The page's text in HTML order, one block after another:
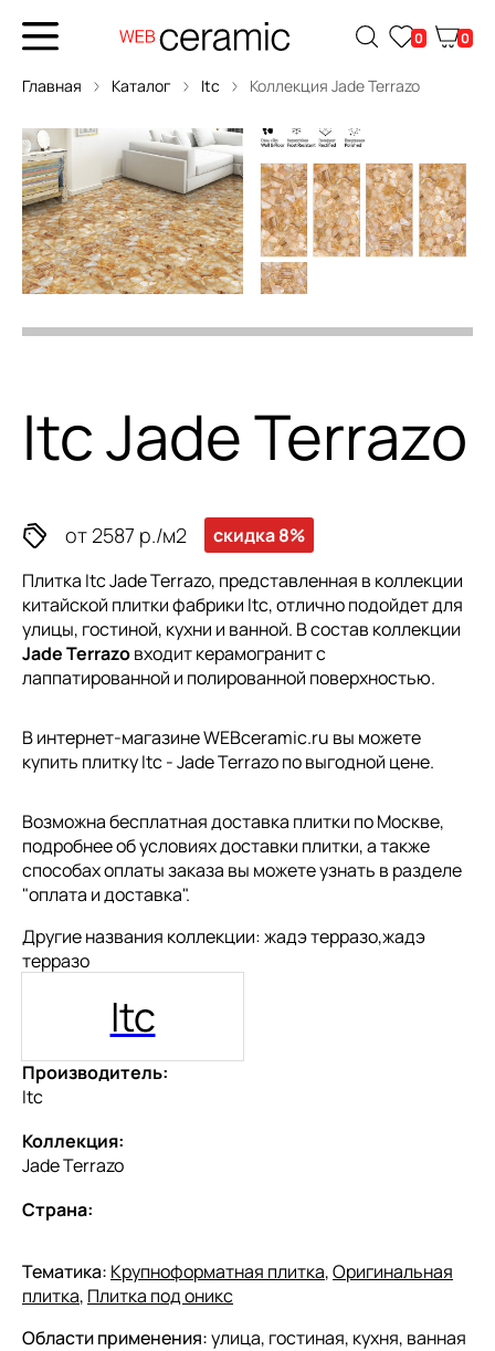
0 0
Главная Каталог Itc Коллекция Jade Terrazo
Itc Jade Terrazo
от 2587 р./м2
скидка 8%
Плитка Itc Jade Terrazo, представленная в коллекции
китайской плиткифабрики Itc, отлично подойдет для
улицы, гостиной, кухни и ванной. В состав коллекции
Jade Terrazoвходит керамогранит с
лаппатированной и полированной поверхностью.
В интернет-магазине WEBceramic.ru вы можете
купить плитку Itc - Jade Terrazo по выгодной цене.
Возможна бесплатная доставка плитки по Москве,
подробнее об условиях доставки плитки, а также
способах оплаты заказа вы можете узнать в разделе
"оплата и доставка".
Другие названия коллекции: жадэ терразо,жадэ
терразо
Itc
Производитель:
Itc
Коллекция:
Jade Terrazo
Страна:
Тематика: Крупноформатная плитка,Оригинальная
плитка, Плитка под оникс
Области применения:улица, гостиная, кухня, ванная